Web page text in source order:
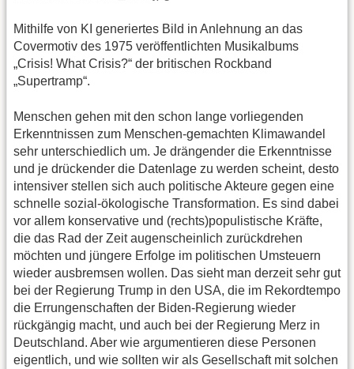
Mithilfe von KI generiertes Bild in Anlehnung an das
Covermotiv des 1975 veröffentlichten Musikalbums
„Crisis! What Crisis?“ der britischen Rockband
„Supertramp“.
Menschen gehen mit den schon lange vorliegenden
Erkenntnissen zum Menschen-gemachten Klimawandel
sehr unterschiedlich um. Je drängender die Erkenntnisse
und je drückender die Datenlage zu werden scheint, desto
intensiver stellen sich auch politische Akteure gegen eine
schnelle sozial-ökologische Transformation. Es sind dabei
vor allem konservative und (rechts)populistische Kräfte,
die das Rad der Zeit augenscheinlich zurückdrehen
möchten und jüngere Erfolge im politischen Umsteuern
wieder ausbremsen wollen. Das sieht man derzeit sehr gut
bei der Regierung Trump in den USA, die im Rekordtempo
die Errungenschaften der Biden-Regierung wieder
rückgängig macht, und auch bei der Regierung Merz in
Deutschland. Aber wie argumentieren diese Personen
eigentlich, und wie sollten wir als Gesellschaft mit solchen